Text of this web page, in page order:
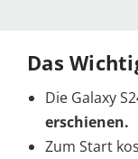
Das
Die Galaxy
erschienen.
Zum Start